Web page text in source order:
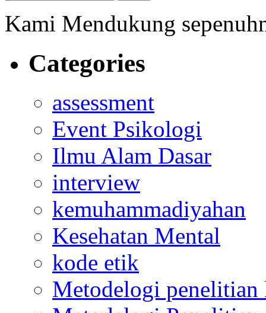
Kami Mendukung
Categories
assessment
Event Psikologi
Ilmu Alam Dasar
interview
kemuhammadiyahan
Kesehatan Mental
kode etik
Metodelogi